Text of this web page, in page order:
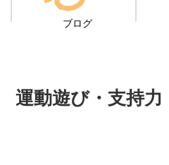
ブログ
動遊び・支持力